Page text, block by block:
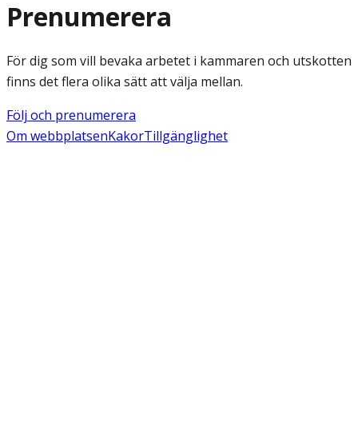
Prenumerera
För dig som vill bevaka arbetet i kammaren och utskotten
finns det flera olika sätt att välja mellan.
Följ och prenumerera
Om webbplatsenKakorTillgänglighet